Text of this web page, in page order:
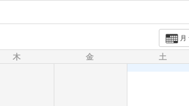
月
木 金 土